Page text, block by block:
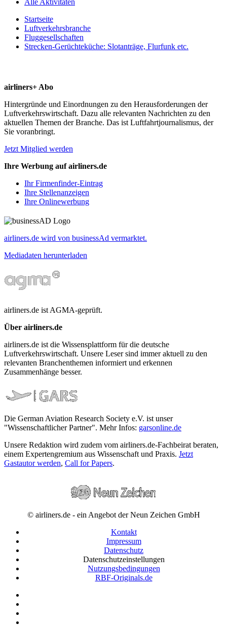
Startseite
Luftverkehrsbranche
Fluggesellschaften
Strecken-Gerüchteküche: Slotanträge, Flurfunk etc.
airliners+ Abo
Hintergründe und Einordnungen zu den Herausforderungen der
Luftverkehrswirtschaft. Dazu alle relevanten Nachrichten zu den
aktuellen Themen der Branche. Das ist Luftfahrtjournalismus, der
Sie voranbringt.
Jetzt Mitglied werden
Ihre Werbung auf airliners.de
Ihr Firmenfinder-Eintrag
Ihre Stellenanzeigen
Ihre Onlinewerbung
airliners.de wird von businessAd vermarktet.
Mediadaten herunterladen
airliners.de ist AGMA-geprüft.
Über airliners.de
airliners.de ist die Wissensplattform für die deutsche
Luftverkehrswirtschaft. Unsere Leser sind immer aktuell zu den
relevanten Branchenthemen informiert und erkennen
Zusammenhänge besser.
Die German Aviation Research Society e.V. ist unser
"Wissenschaftlicher Partner". Mehr Infos: garsonline.de
Unsere Redaktion wird zudem vom airliners.de-Fachbeirat beraten,
einem Expertengremium aus Wissenschaft und Praxis. Jetzt
Gastautor werden, Call for Papers.
© airliners.de - ein Angebot der Neun Zeichen GmbH
Kontakt
Impressum
Datenschutz
Datenschutzeinstellungen
Nutzungsbedingungen
RBF-Originals.de